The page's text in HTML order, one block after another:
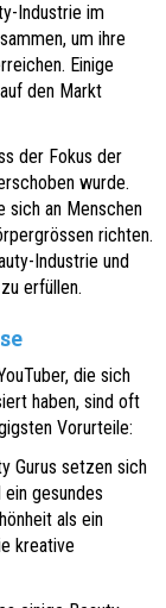
Industrie im
um ihre
Einige
den Markt
der Fokus der
wurde.
sich an Menschen
richten.
Industrie und
erfüllen.
die sich
haben, sind oft
Vorurteile:
Gurus setzen sich
gesundes
als ein
kreative